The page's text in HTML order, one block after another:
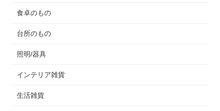
食卓のもの
台所のもの
照明/器具
インテリア雑貨
生活雑貨